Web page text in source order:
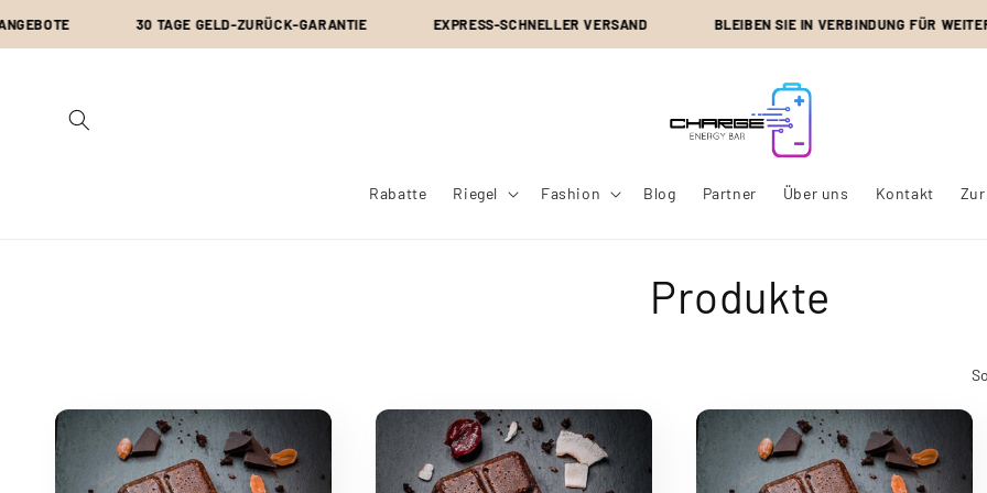
zum
Inhalt
30 TAGE GELD-ZURÜCK-GARANTIE EXPRESS-SCHNELLER VERSAND BLEIBEN SIE IN VERBINDUNG FÜR WEITERE
Rabatte Riegel Fashion Blog Partner Über uns Kontakt
K
t
e
Produkte